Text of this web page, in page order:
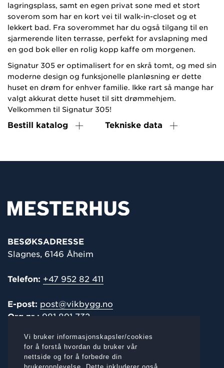
Vi bruker informasjonskapsler/cookies
for å forstå hvordan du bruker vår
nettside og for å forbedre din
brukeropplevelse. Dette inkluderer også
lagringsplass, samt en egen privat sone med et stort
soverom som har en kort vei til walk-in-closet og et
lekkert bad. Fra soverommet har du også tilgang til en
sjarmerende liten terrasse, perfekt for avslapning med
en god bok eller en rolig kopp kaffe om morgenen.
Signatur 305 er optimalisert for en skrå tomt, og med sin
moderne design og funksjonelle planløsning er dette
huset en drøm for enhver familie. Ikke rart så mange har
valgt akkurat dette huset til sitt drømmehjem.
Velkommen til Signatur 305!
Bestill katalog Tekniske data
BESØKSADRESSE
Slagnes, 6146 Åheim
Telefon: +47 952 82 411
E-post: post@vikbygg.no
Org.nr.: 981 891 732
POST-/FAKTURAADRESSE
Slagnes, 6146 Åheim